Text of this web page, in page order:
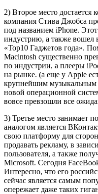
2) Второе место
компания Стива Джобса
под названием iPhone.
индустрию, а также вошел
«Top10 Гаджетов года».
Macintosh существенно
по индустрии, а плееры
на рынке. (а еще у Apple
крупнейшим музыкальным
новой операционной
вовсе превзошли все
3) Третье место занимает
аналогом является
свою платформу для
продавать рекламу, в
пользователя, а также
Microsoft. Сегодня
Интересно, что его
сейчас является самым
опережает даже таких